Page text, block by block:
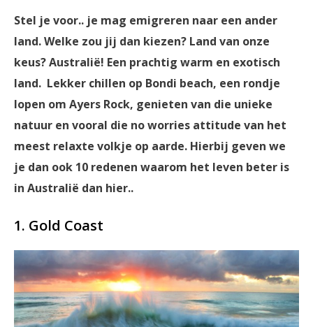
Stel je voor.. je mag emigreren naar een ander
land. Welke zou jij dan kiezen? Land van onze
keus? Australië! Een prachtig warm en exotisch
land. Lekker chillen op Bondi beach, een rondje
lopen om Ayers Rock, genieten van die unieke
natuur en vooral die no worries attitude van het
meest relaxte volkje op aarde. Hierbij geven we
je dan ook 10 redenen waarom het leven beter is
in Australië dan hier..
1. Gold Coast